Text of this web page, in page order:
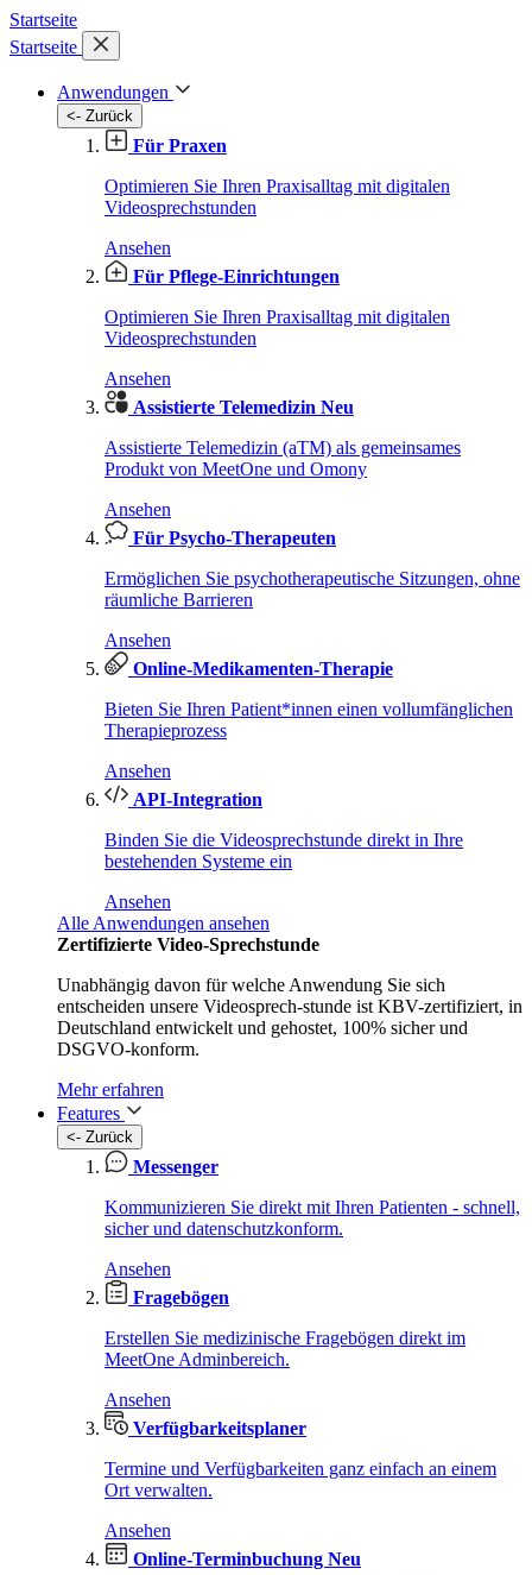
Startseite
Startseite
Anwendungen
<- Zurück
Für Praxen
Optimieren Sie Ihren Praxisalltag mit digitalen
Videosprechstunden
Ansehen
Für Pflege-Einrichtungen
Optimieren Sie Ihren Praxisalltag mit digitalen
Videosprechstunden
Ansehen
Assistierte Telemedizin Neu
Assistierte Telemedizin (aTM) als gemeinsames
Produkt von MeetOne und Omony
Ansehen
Für Psycho-Therapeuten
Ermöglichen Sie psychotherapeutische Sitzungen, ohne
räumliche Barrieren
Ansehen
Online-Medikamenten-Therapie
Bieten Sie Ihren Patient*innen einen vollumfänglichen
Therapieprozess
Ansehen
API-Integration
Binden Sie die Videosprechstunde direkt in Ihre
bestehenden Systeme ein
Ansehen
Alle Anwendungen ansehen
Zertifizierte Video-Sprechstunde
Unabhängig davon für welche Anwendung Sie sich
entscheiden unsere Videosprech-stunde ist KBV-zertifiziert, in
Deutschland entwickelt und gehostet, 100% sicher und
DSGVO-konform.
Mehr erfahren
Features
<- Zurück
Messenger
Kommunizieren Sie direkt mit Ihren Patienten - schnell,
sicher und datenschutzkonform.
Ansehen
Fragebögen
Erstellen Sie medizinische Fragebögen direkt im
MeetOne Adminbereich.
Ansehen
Verfügbarkeitsplaner
Termine und Verfügbarkeiten ganz einfach an einem
Ort verwalten.
Ansehen
Online-Terminbuchung Neu